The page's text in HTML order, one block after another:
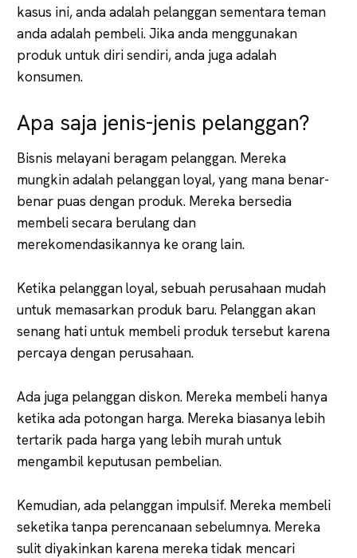
kasus ini, anda adalah pelanggan sementara teman
anda adalah pembeli. Jika anda menggunakan
produk untuk diri sendiri, anda juga adalah
konsumen.
Apa saja jenis-jenis pelanggan?
Bisnis melayani beragam pelanggan. Mereka
mungkin adalah pelanggan loyal, yang mana benar-
benar puas dengan produk. Mereka bersedia
membeli secara berulang dan
merekomendasikannya ke orang lain.
Ketika pelanggan loyal, sebuah perusahaan mudah
untuk memasarkan produk baru. Pelanggan akan
senang hati untuk membeli produk tersebut karena
percaya dengan perusahaan.
Ada juga pelanggan diskon. Mereka membeli hanya
ketika ada potongan harga. Mereka biasanya lebih
tertarik pada harga yang lebih murah untuk
mengambil keputusan pembelian.
Kemudian, ada pelanggan impulsif. Mereka membeli
seketika tanpa perencanaan sebelumnya. Mereka
sulit diyakinkan karena mereka tidak mencari